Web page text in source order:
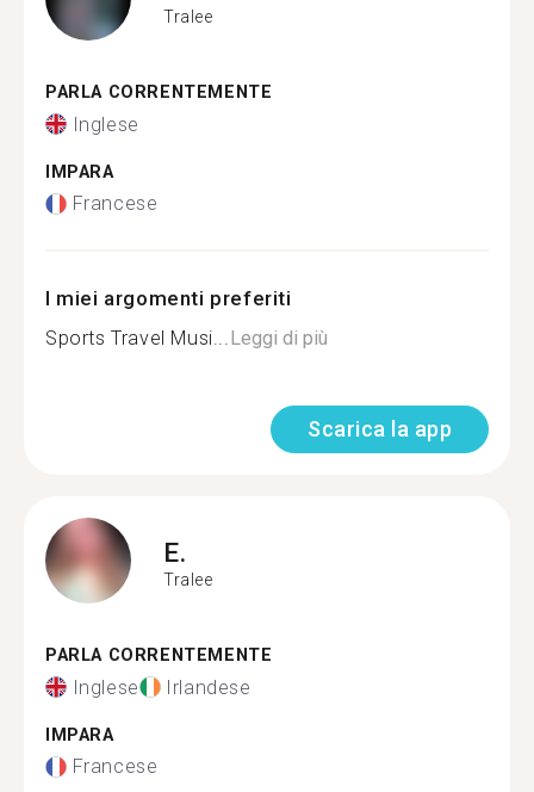
Tralee
PARLA CORRENTEMENTE
Inglese
IMPARA
Francese
I miei argomenti preferiti
Sports Travel Musi...Leggi di più
Scarica la app
E.
Tralee
PARLA CORRENTEMENTE
Inglese Irlandese
IMPARA
Francese